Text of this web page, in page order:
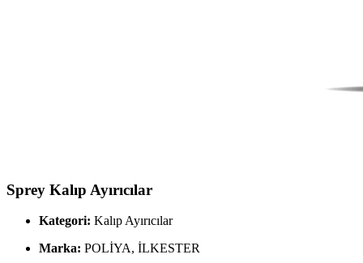
Sprey Kalıp Ayırıcılar
Kategori: Kalıp Ayırıcılar
Marka: POLİYA, İLKESTER